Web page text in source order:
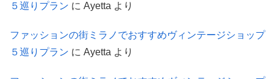
５巡りプラン に Ayetta より
ファッションの街ミラノでおすすめヴィンテージショップ
５巡りプラン に Ayetta より